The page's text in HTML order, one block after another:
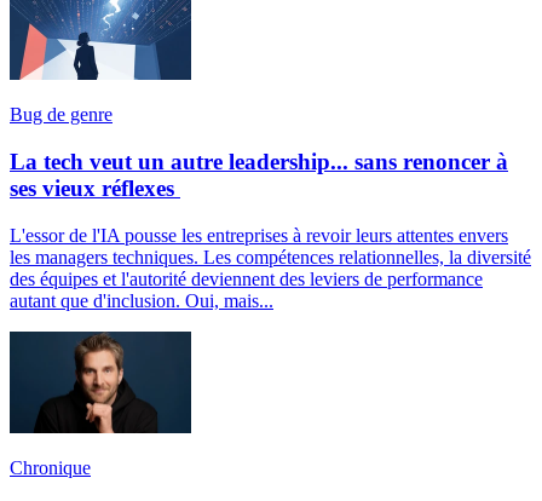
Bug de genre
La tech veut un autre leadership... sans renoncer à
ses vieux réflexes
L'essor de l'IA pousse les entreprises à revoir leurs attentes envers
les managers techniques. Les compétences relationnelles, la diversité
des équipes et l'autorité deviennent des leviers de performance
autant que d'inclusion. Oui, mais...
Chronique